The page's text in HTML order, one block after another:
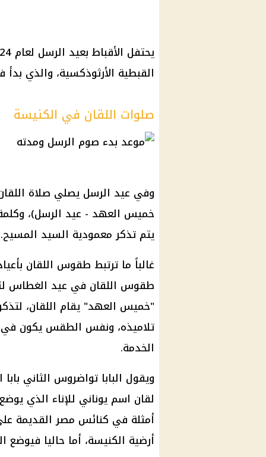
القبطية الأرثوذكسية، والذي
صلوات اللقان في الكنيسة
خميس العهد - عيد الرسل)،
يتم تذكر معمودية السيد المسيح.
غالباً ما ترتبط طقوس اللقان
طقوس اللقان في عيد الغطاس
"خميس العهد" يقام اللقان،
تلاميذه، ونفس الطقس يكون في
الخدمة.
ويقول البابا تواضروس الثاني
لقان اسم يوناني للإناء الذي
أمثلة في كنائس مصر القديمة
أرضية الكنيسة، أما حاليا